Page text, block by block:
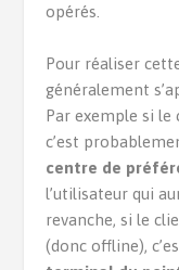
opérés.
Pour réaliser
généralement
Par exemple si le
c’est
centre de
l’utilisateur qui
revanche, si le
(donc offline),